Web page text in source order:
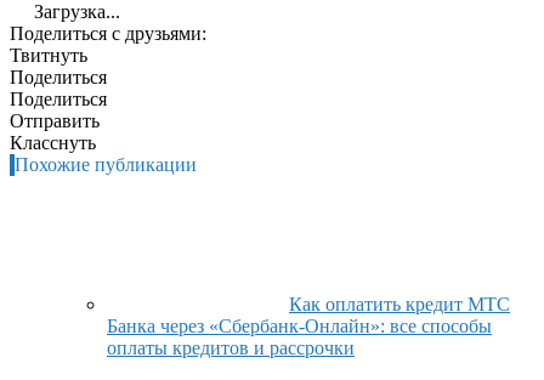
Загрузка...
Поделиться с друзьями:
Твитнуть
Поделиться
Поделиться
Отправить
Класснуть
Похожие публикации
Как оплатить кредит МТС
Банка через «Сбербанк-Онлайн»: все способы
оплаты кредитов и рассрочки